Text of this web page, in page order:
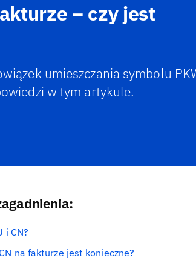
– czy jest
umieszczania symbolu
w tym artykule.
i CN?
na fakturze jest konieczne?